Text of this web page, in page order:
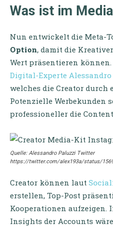
Was ist im
Nun entwickelt die Meta-
Option, damit die
Wert präsentieren können.
Digital-Experte
welches die Creator durch
Potenzielle Werbekunden
professioneller die
Quelle: Alessandro Paluzzi Twitter
https://twitter.com/alex193a/status/
Creator können laut
erstellen, Top-Post
Kooperationen aufzeigen.
Insights der Accounts